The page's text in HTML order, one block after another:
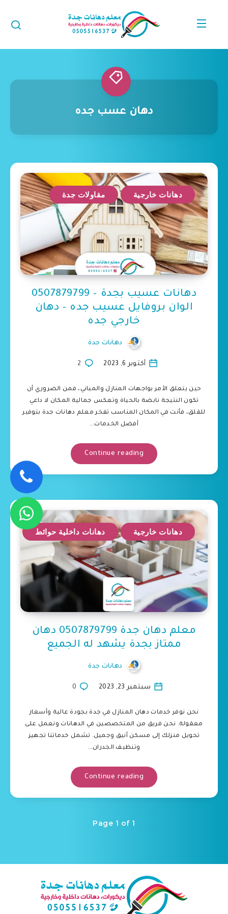
دهان عسب جده
دهانات خارجية مقاولات جدة
دهانات عسيب بجدة – 0507879799
الوان بروفايل عسيب جده – دهان
خارجي جده
دهانات جدة
أكتوبر 6, 2023 2
حين يتعلق الأمر بواجهات المنازل والمباني، فمن الضروري أن
تكون النتيجة نابضة بالحياة وتعكس جمالية المكان لا داعي
للقلق، فأنت في المكان المناسب تفخر معلم دهانات جدة بتوفير
أفضل الخدمات…
Continue reading
دهانات خارجية دهانات داخلية حوائط
معلم دهان جدة 0507879799 دهان
ممتاز بجدة يشهد له الجميع
دهانات جدة
سبتمبر 23, 2023 0
نحن نوفر خدمات دهان المنازل في جدة بجودة عالية وأسعار
معقولة. نحن فريق من المتخصصين في الدهانات ونعمل على
تحويل منزلك إلى مسكن أنيق وجميل. تشمل خدماتنا تجهيز
وتنظيف الجدران…
Continue reading
Page 1 of 1